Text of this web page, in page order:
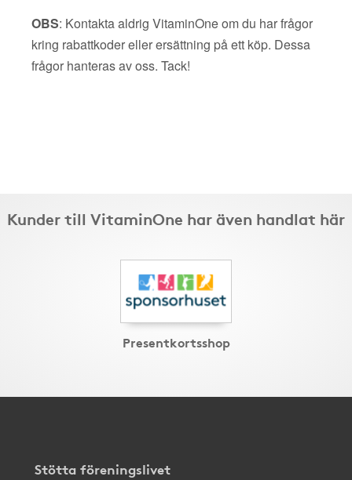
OBS: Kontakta aldrig VitaminOne om du har frågor
kring rabattkoder eller ersättning på ett köp. Dessa
frågor hanteras av oss. Tack!
Kunder till VitaminOne har även handlat här
Presentkortsshop
Stötta föreningslivet